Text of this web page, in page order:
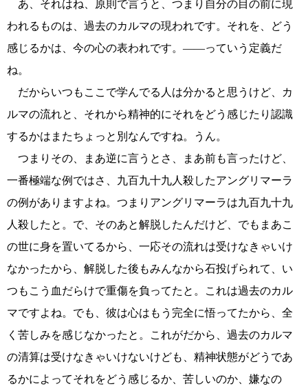
あ、それはね、原則で言うと、つまり自分の目の前に現
われるものは、過去のカルマの現われです。それを、どう
感じるかは、今の心の表われです。――っていう定義だ
ね。
だからいつもここで学んでる人は分かると思うけど、カ
ルマの流れと、それから精神的にそれをどう感じたり認識
するかはまたちょっと別なんですね。うん。
つまりその、まあ逆に言うとさ、まあ前も言ったけど、
一番極端な例ではさ、九百九十九人殺したアングリマーラ
の例がありますよね。つまりアングリマーラは九百九十九
人殺したと。で、そのあと解脱したんだけど、でもまあこ
の世に身を置いてるから、一応その流れは受けなきゃいけ
なかったから、解脱した後もみんなから石投げられて、い
つもこう血だらけで重傷を負ってたと。これは過去のカル
マですよね。でも、彼は心はもう完全に悟ってたから、全
く苦しみを感じなかったと。これがだから、過去のカルマ
の清算は受けなきゃいけないけども、精神状態がどうであ
るかによってそれをどう感じるか、苦しいのか、嫌なの